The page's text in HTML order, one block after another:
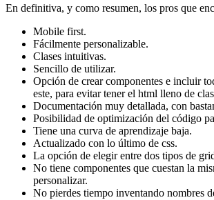
En definitiva, y como resumen, los pros que
Mobile first.
Fácilmente personalizable.
Clases intuitivas.
Sencillo de utilizar.
Opción de crear componentes e incluir
este, para evitar tener el html lleno de
Documentación muy detallada, con
Posibilidad de optimización del código
Tiene una curva de aprendizaje baja.
Actualizado con lo último de css.
La opción de elegir entre dos tipos de
No tiene componentes que cuestan la
personalizar.
No pierdes tiempo inventando nombres